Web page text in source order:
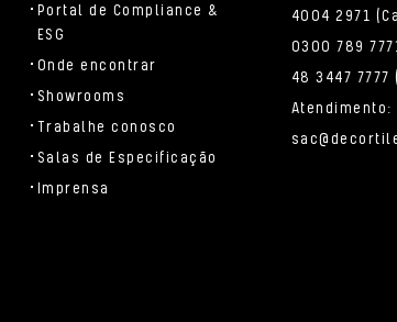
Portal de Compliance &
ESG
Onde encontrar
Showrooms
Trabalhe conosco
Salas de Especificação
Imprensa
4004 2971
0300 789
48 3447 7777
Atendimento: